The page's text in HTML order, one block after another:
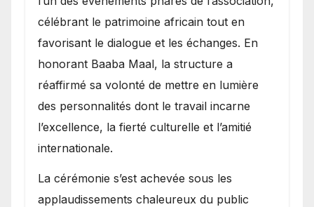
célébrant le patrimoine africain tout en
favorisant le dialogue et les échanges. En
honorant Baaba Maal, la structure a
réaffirmé sa volonté de mettre en lumière
des personnalités dont le travail incarne
l’excellence, la fierté culturelle et l’amitié
internationale.
​La cérémonie s’est achevée sous les
applaudissements chaleureux du public